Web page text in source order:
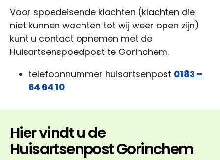
Voor spoedeisende klachten (klachten die
niet kunnen wachten tot wij weer open zijn)
kunt u contact opnemen met de
Huisartsenspoedpost te Gorinchem.
telefoonnummer huisartsenpost 0183 –
64 64 10
Hier vindt u de
Huisartsenpost Gorinchem